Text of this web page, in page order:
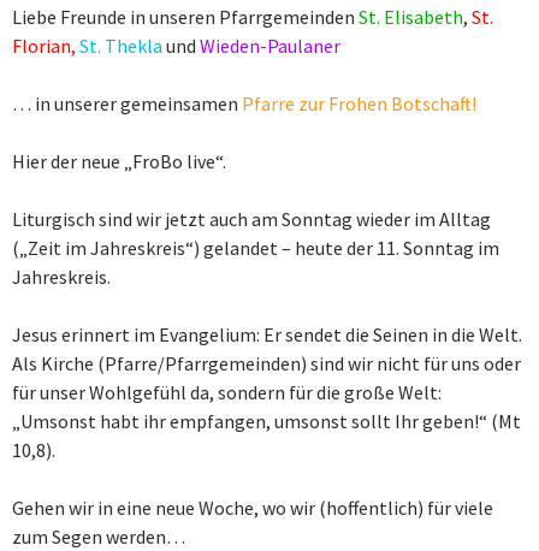
Liebe Freunde in unseren Pfarrgemeinden St. Elisabeth, St.
Florian, St. Thekla und Wieden-Paulaner
… in unserer gemeinsamen Pfarre zur Frohen Botschaft!
Hier der neue „FroBo live“.
Liturgisch sind wir jetzt auch am Sonntag wieder im Alltag
(„Zeit im Jahreskreis“) gelandet – heute der 11. Sonntag im
Jahreskreis.
Jesus erinnert im Evangelium: Er sendet die Seinen in die Welt.
Als Kirche (Pfarre/Pfarrgemeinden) sind wir nicht für uns oder
für unser Wohlgefühl da, sondern für die große Welt:
„Umsonst habt ihr empfangen, umsonst sollt Ihr geben!“ (Mt
10,8).
Gehen wir in eine neue Woche, wo wir (hoffentlich) für viele
zum Segen werden…